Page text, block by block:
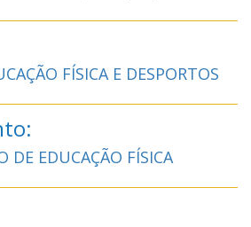
FÍSICA E DESPORTOS
DE EDUCAÇÃO FÍSICA